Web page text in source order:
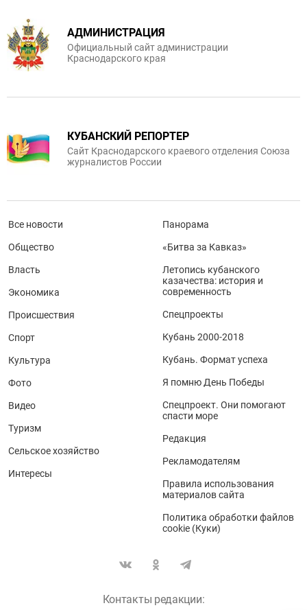
АДМИНИСТРАЦИЯ
Официальный сайт администрации
Краснодарского края
КУБАНСКИЙ РЕПОРТЕР
Сайт Краснодарского краевого отделения Союза
журналистов России
Все новости
Общество
Власть
Экономика
Происшествия
Спорт
Культура
Фото
Видео
Туризм
Сельское хозяйство
Интересы
Панорама
«Битва за Кавказ»
Летопись кубанского
казачества: история и
современность
Спецпроекты
Кубань 2000-2018
Кубань. Формат успеха
Я помню День Победы
Спецпроект. Они помогают
спасти море
Редакция
Рекламодателям
Правила использования
материалов сайта
Политика обработки файлов
cookie (Куки)
Контакты редакции: